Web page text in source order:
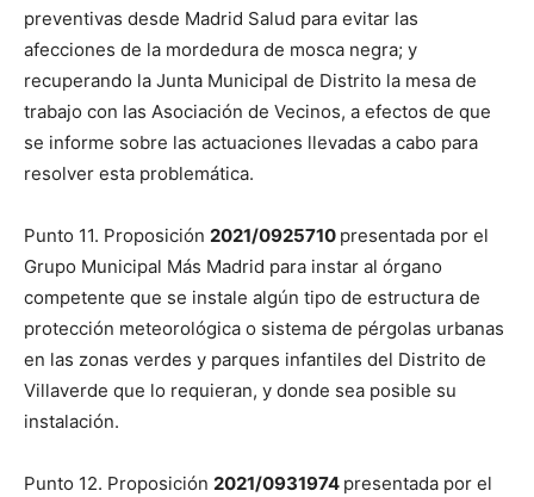
preventivas desde Madrid Salud para evitar las
afecciones de la mordedura de mosca negra; y
recuperando la Junta Municipal de Distrito la mesa de
trabajo con las Asociación de Vecinos, a efectos de que
se informe sobre las actuaciones llevadas a cabo para
resolver esta problemática.
Punto 11. Proposición 2021/0925710 presentada por el
Grupo Municipal Más Madrid para instar al órgano
competente que se instale algún tipo de estructura de
protección meteorológica o sistema de pérgolas urbanas
en las zonas verdes y parques infantiles del Distrito de
Villaverde que lo requieran, y donde sea posible su
instalación.
Punto 12. Proposición 2021/0931974 presentada por el